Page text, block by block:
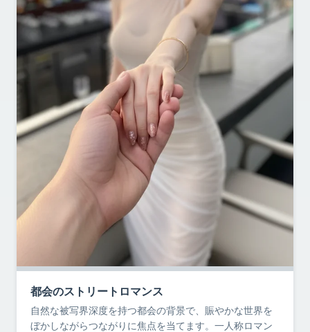
都会のストリートロマンス
自然な被写界深度を持つ都会の背景で、賑やかな世界を
ぼかしながらつながりに焦点を当てます。一人称ロマン